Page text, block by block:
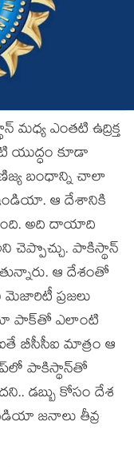
మధ్య ఎంతటి ఉద్రిక్త
యుద్ధం కూడా
బంధాన్ని చాలా
ఇండియా. ఆ దేశానికి
అది దాయాది
చెప్పొచ్చు. పాకిస్థాన్
ఆ దేశంతో
ప్రజలు
పాక్‌తో ఎలాంటి
బీసీసీఐ మాత్రం ఆ
పాకిస్థాన్‌తో
డబ్బు కోసం దేశ
జనాలు తీవ్ర